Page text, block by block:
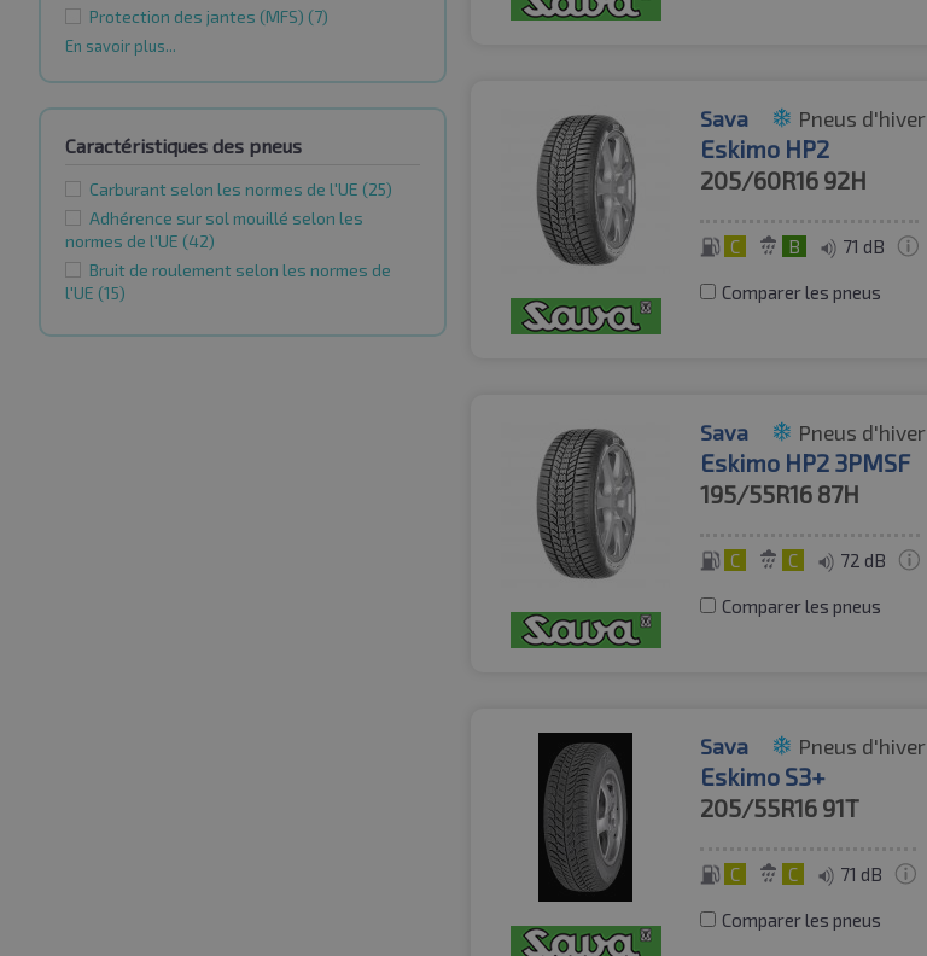
Protection des jantes (MFS) (7)
En savoir plus...
Caractéristiques des pneus
Carburant selon les normes de l'UE (25)
Adhérence sur sol mouillé selon les
normes de l'UE (42)
Bruit de roulement selon les normes de
l'UE (15)
Sava Pneus d'hiver
Eskimo HP2
205/60R16 92H
C B 71 dB
Comparer les pneus
Sava Pneus d'hiver
Eskimo HP2 3PMSF
195/55R16 87H
C C 72 dB
Comparer les pneus
Sava Pneus d'hiver
Eskimo S3+
205/55R16 91T
C C 71 dB
Comparer les pneus